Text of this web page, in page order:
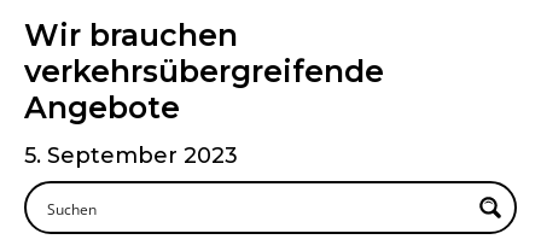
Wir brauchen
verkehrsübergreifende
Angebote
5. September 2023